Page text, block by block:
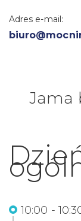
Adres e-mail:
Jama
10:00 -